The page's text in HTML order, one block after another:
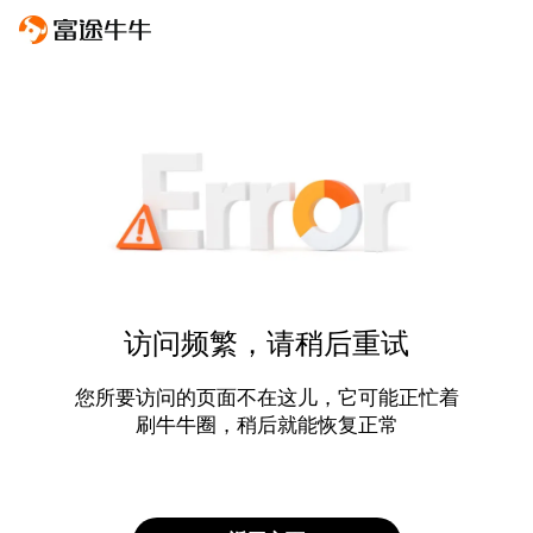
访问频繁，请稍后重试
您所要访问的页面不在这儿，它可能正忙着
刷牛牛圈，稍后就能恢复正常